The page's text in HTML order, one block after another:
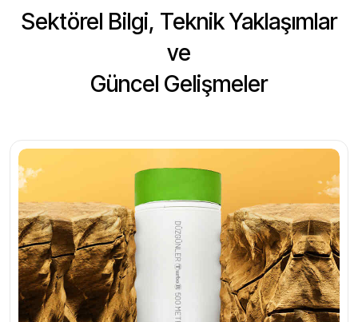
Sektörel Bilgi, Teknik Yaklaşımlar
ve
Güncel Gelişmeler